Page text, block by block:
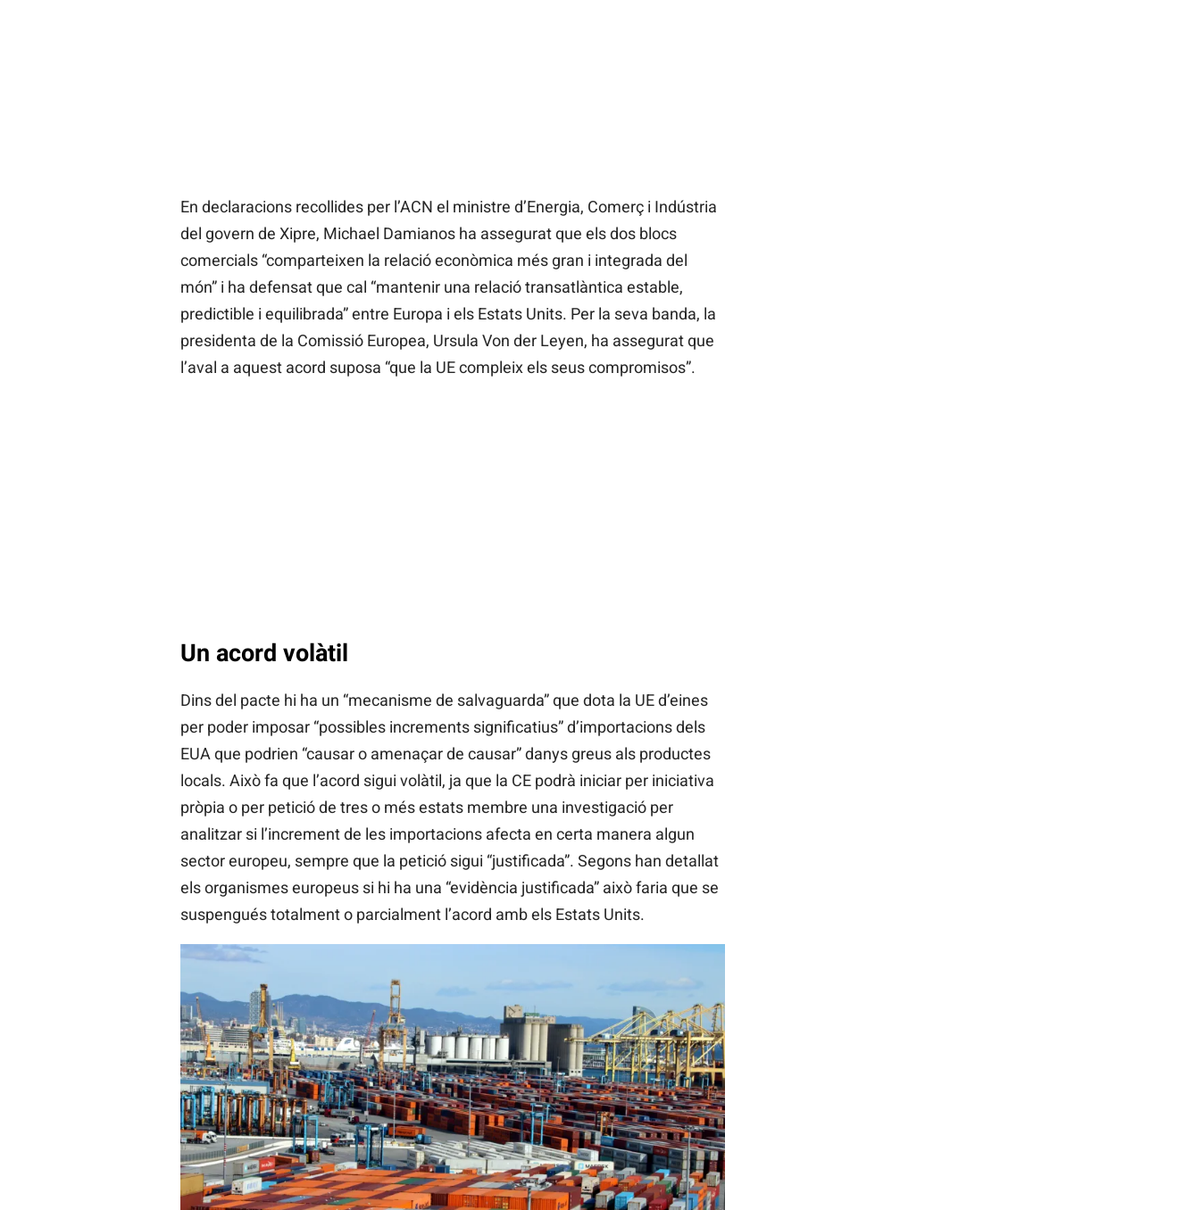
En declaracions recollides per l’ACN el ministre d’Energia, Comerç i Indústria
del govern de Xipre, Michael Damianos ha assegurat que els dos blocs
comercials “comparteixen la relació econòmica més gran i integrada del
món” i ha defensat que cal “mantenir una relació transatlàntica estable,
predictible i equilibrada” entre Europa i els Estats Units. Per la seva banda, la
presidenta de la Comissió Europea, Ursula Von der Leyen, ha assegurat que
l’aval a aquest acord suposa “que la UE compleix els seus compromisos”.
Un acord volàtil
Dins del pacte hi ha un “mecanisme de salvaguarda” que dota la UE d’eines
per poder imposar “possibles increments significatius” d’importacions dels
EUA que podrien “causar o amenaçar de causar” danys greus als productes
locals. Això fa que l’acord sigui volàtil, ja que la CE podrà iniciar per iniciativa
pròpia o per petició de tres o més estats membre una investigació per
analitzar si l’increment de les importacions afecta en certa manera algun
sector europeu, sempre que la petició sigui “justificada”. Segons han detallat
els organismes europeus si hi ha una “evidència justificada” això faria que se
suspengués totalment o parcialment l’acord amb els Estats Units.